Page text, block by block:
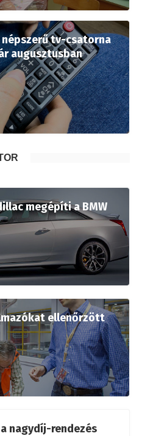
tv-csatorna
augusztusban
megépíti a BMW
ellenőrzött
nagydíj-rendezés